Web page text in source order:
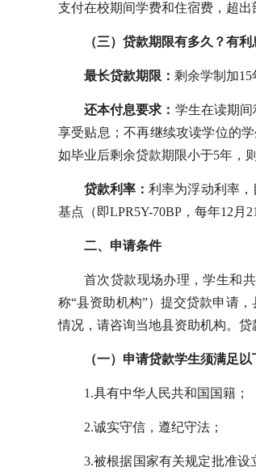
支付在校期间学费和住宿费，超出
（三）贷款期限有多久？有利
最长贷款期限： 剩余学制加15
还本付息要求： 学生在读期
享受贴息；不再继续攻读学位的
如毕业后剩余贷款期限小于5年，
贷款利率：利率为浮动利率
基点（即LPR5Y-70BP，每年12月
二、申请条件
首次贷款现场办理，学生和
称“县资助机构”）提交贷款申请
情况，请咨询当地县资助机构。贷
（一）申请贷款学生须满足
1.具有中华人民共和国国籍；
2.诚实守信，遵纪守法；
3.被根据国家有关规定批准